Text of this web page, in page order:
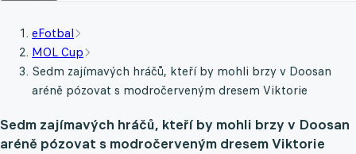
eFotbal
MOL Cup
Sedm zajímavých hráčů, kteří by mohli brzy v Doosan
aréně pózovat s modročerveným dresem Viktorie
Sedm zajímavých hráčů, kteří by mohli brzy v Doosan
aréně pózovat s modročerveným dresem Viktorie